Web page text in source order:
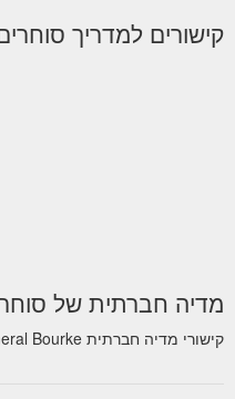
קישורים למדריך סוחרים
מדיה חברתית של סוחר
קישורי מדיה חברתית General Bourke